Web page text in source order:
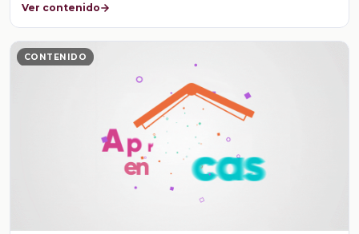
Ver contenido
CONTENIDO